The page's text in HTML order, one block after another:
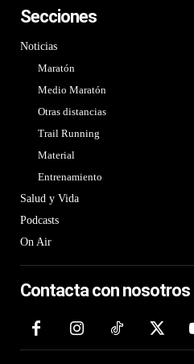
Secciones
Noticias
Maratón
Medio Maratón
Otras distancias
Trail Running
Material
Entrenamiento
Salud y Vida
Podcasts
On Air
Contacta con nosotros